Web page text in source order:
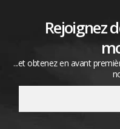
Rejoignez
...et obtenez en avant